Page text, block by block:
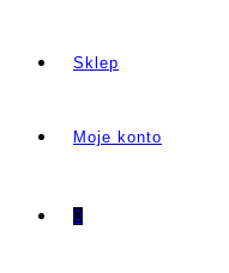
Sklep
Moje konto
0